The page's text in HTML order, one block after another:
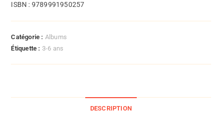
ISBN : 9789991950257
Catégorie : Albums
Étiquette : 3-6 ans
DESCRIPTION